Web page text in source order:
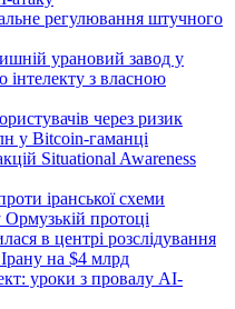
регулювання штучного
урановий завод у
інтелекту з власною
через ризик
у Bitcoin-гаманці
Situational Awareness
іранської схеми
Ормузькій протоці
в центрі розслідування
на $4 млрд
уроки з провалу AI-